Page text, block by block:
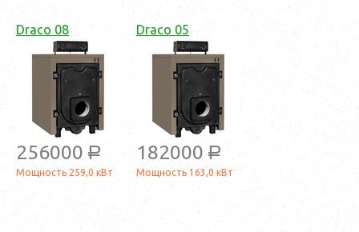
Draco 08
256000 a
Мощность 259,0 кВт
Draco 05
182000 a
Мощность 163,0 кВт